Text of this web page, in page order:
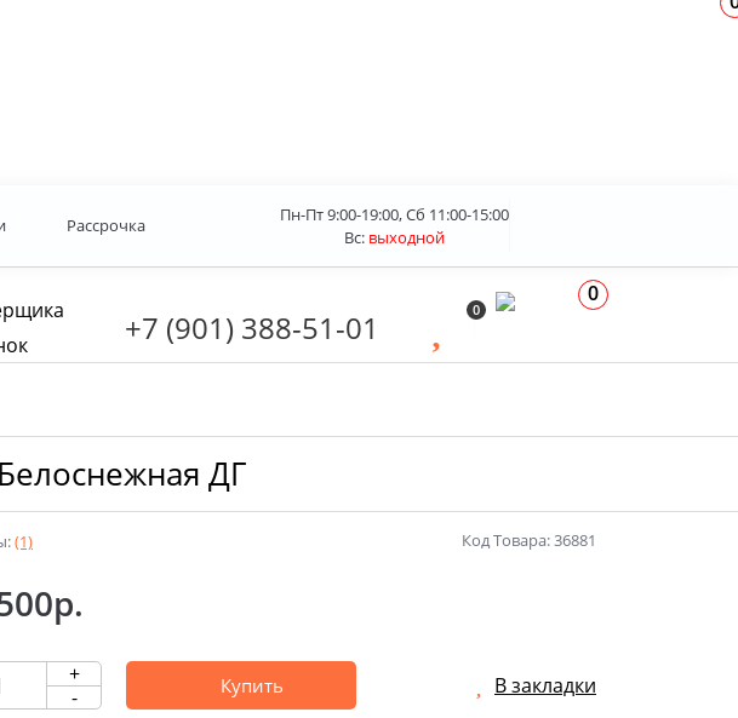
Рассрочка
Пн-Пт 9:00-19:00, Сб 11:00-15:00
Вс: выходной
+7 (901) 388-51-01 0
0
ДГ
(1) Код Товара: 36881
+
-
Купить В закладки